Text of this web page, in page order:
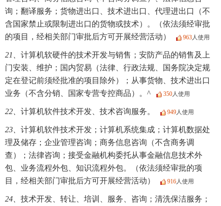
询；翻译服务；货物进出口、技术进出口、代理进出口（不
含国家禁止或限制进出口的货物或技术）。（依法须经审批
的项目，经相关部门审批后方可开展经营活动）
963人使用
21、 计算机软硬件的技术开发与销售；安防产品的销售及上
门安装、维护；国内贸易（法律、行政法规、国务院决定规
定在登记前须经批准的项目除外）；从事货物、技术进出口
业务（不含分销、国家专营专控商品）。^
350人使用
22、 计算机软件技术开发、技术咨询服务。 949人使用
23、 计算机软件技术开发；计算机系统集成；计算机数据处
理及储存；企业管理咨询；商务信息咨询（不含商务调
查）；法律咨询；接受金融机构委托从事金融信息技术外
包、业务流程外包、知识流程外包。（依法须经审批的项
目，经相关部门审批后方可开展经营活动）
916人使用
24、 技术开发、转让、培训、服务、咨询；清洗保洁服务；